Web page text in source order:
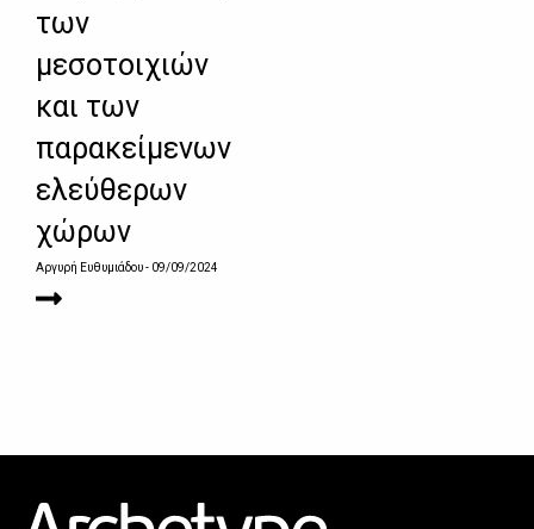
των
μεσοτοιχιών
και των
παρακείμενων
ελεύθερων
χώρων
Αργυρή Ευθυμιάδου- 09/09/2024